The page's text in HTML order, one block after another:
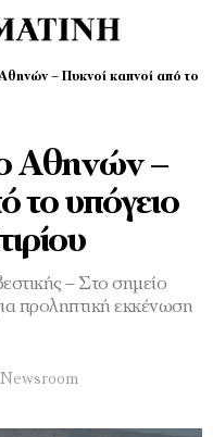
– Πυκνοί καπνοί από το
Αθηνών –
το υπόγειο
– Στο σημείο
προληπτική εκκένωση
Newsroom